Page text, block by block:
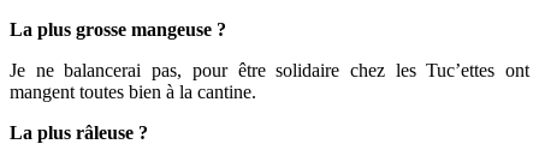
La plus grosse mangeuse ?
Je ne balancerai pas, pour être solidaire chez les Tuc’ettes ont
mangent toutes bien à la cantine.
La plus râleuse ?